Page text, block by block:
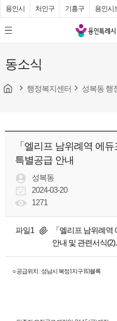
용인시 처인구 기흥구 용인시
모
바
메
뉴
튼
용
인
수
청
동소식
행정복지센터 성복동 행
「엘리프 남위례역 에
특별공급 안내
성복동
2024-03-20
1271
파일1
「엘리프 남위례
안내 및 관련서식
○ 공급위치 : 성남시 복정1지구 B3블록